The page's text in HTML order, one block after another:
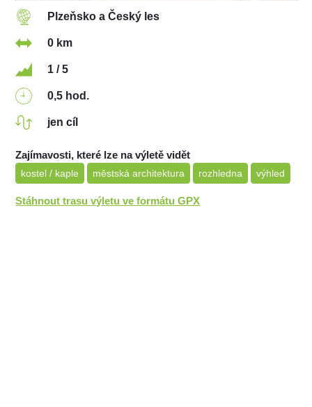
Plzeňsko a Český les
0 km
1 / 5
0,5 hod.
jen cíl
Zajímavosti, které lze na výletě vidět
kostel / kaple městská architektura rozhledna výhled
Stáhnout trasu výletu ve formátu GPX